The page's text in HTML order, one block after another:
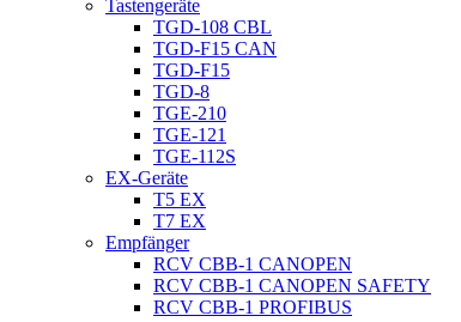
Tastengeräte
TGD-108 CBL
TGD-F15 CAN
TGD-F15
TGD-8
TGE-210
TGE-121
TGE-112S
EX-Geräte
T5 EX
T7 EX
Empfänger
RCV CBB-1 CANOPEN
RCV CBB-1 CANOPEN SAFETY
RCV CBB-1 PROFIBUS